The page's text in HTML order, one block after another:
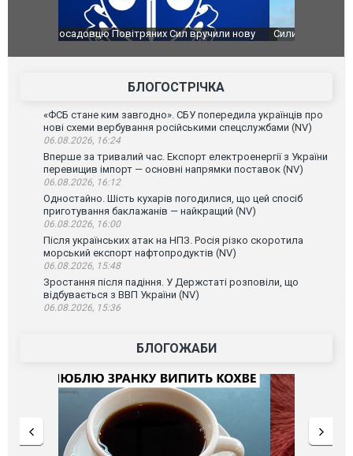
Сили оборони уразили Ярославський НПЗ:
атаку. ВІДЕО
Неймар
БЛОГОСТРІЧКА
«ФСБ стане ким завгодно». СБУ попередила українців про
нові схеми вербування російськими спецслужбами (NV)
06.08.2026, 16:24
Вперше за тривалий час. Експорт електроенергії з України
перевищив імпорт — основні напрямки поставок (NV)
06.08.2026, 16:12
Одностайно. Шість кухарів погодилися, що цей спосіб
приготування баклажанів — найкращий (NV)
06.08.2026, 16:00
Після українських атак на НПЗ. Росія різко скоротила
морський експорт нафтопродуктів (NV)
06.08.2026, 15:48
Зростання після падіння. У Держстаті розповіли, що
відбувається з ВВП України (NV)
06.08.2026, 15:36
БЛОГОЖАБИ